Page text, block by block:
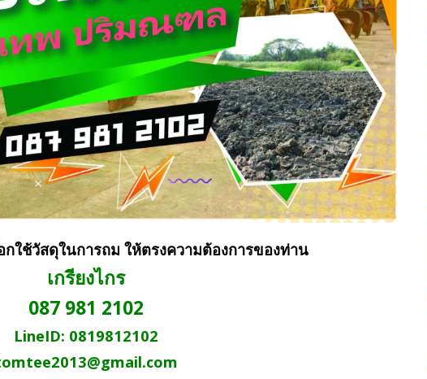
ใช้วัสดุในการถม ให้ตรงความต้องการของท่าน
เกรียงไกร
087 981 2102
LineID: 0819812102